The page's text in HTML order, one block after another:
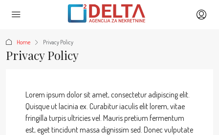
Home Privacy Policy
Privacy Policy
Lorem ipsum dolor sit amet, consectetur adipiscing elit.
Quisque ut lacinia ex. Curabitur iaculis elit lorem, vitae
fringilla turpis ultricies vel. Mauris pretium fermentum
est, eget tincidunt massa dignissim sed. Donec vulputate